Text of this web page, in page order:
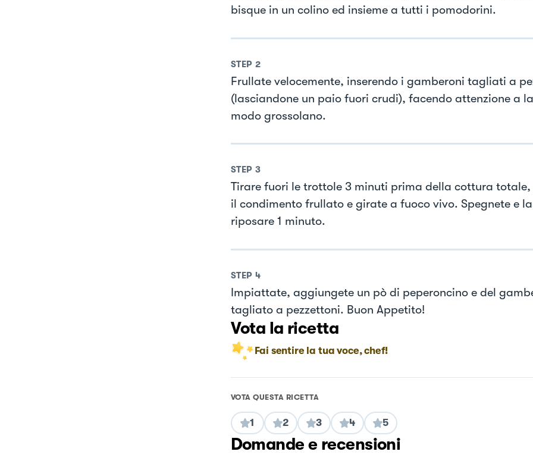
bisque in un colino ed insieme a tutti i pomodorini.
STEP 2
Frullate velocemente, inserendo i gamberoni tagliati a
(lasciandone un paio fuori crudi), facendo attenzione a
modo grossolano.
STEP 3
Tirare fuori le trottole 3 minuti prima della cottura
il condimento frullato e girate a fuoco vivo. Spegnete e
riposare 1 minuto.
STEP 4
Impiattate, aggiungete un pò di peperoncino e del
tagliato a pezzettoni. Buon Appetito!
Vota la ricetta
Fai sentire la tua voce, chef!
VOTA QUESTA RICETTA
1 2 3 4 5
Domande e recensioni